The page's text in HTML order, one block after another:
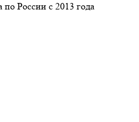
России с 2013 года